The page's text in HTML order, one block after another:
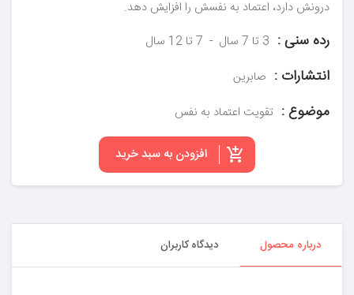
درونش دارد، اعتماد به نفسش را افزایش دهد.
رده سنی : 3 تا 7 سال 7 تا 12 سال
انتشارات : صابرین
موضوع : تقویت اعتماد به نفس
افزودن به سبد خرید
درباره محصول دیدگاه کاربران